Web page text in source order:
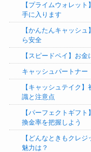
【プライムウォレッ
手に入ります
【かんたんキャッシ
ら安全
【スピードペイ】お
キャッシュパートナー
【キャッシュテイク
識と注意点
【パーフェクトギフ
換金率を把握しよう
【どんなときもクレ
魅力は？